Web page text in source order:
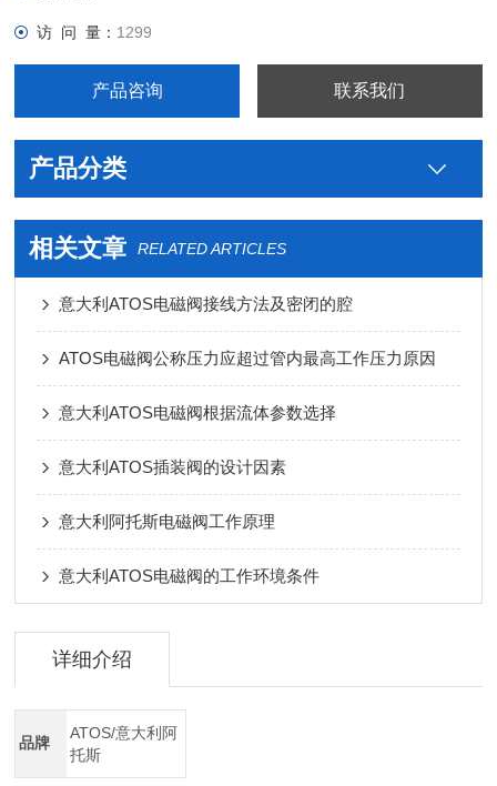
访 问 量： 1299
产品咨询 联系我们
产品分类
相关文章 RELATED ARTICLES
意大利ATOS电磁阀接线方法及密闭的腔
ATOS电磁阀公称压力应超过管内最高工作压力原因
意大利ATOS电磁阀根据流体参数选择
意大利ATOS插装阀的设计因素
意大利阿托斯电磁阀工作原理
意大利ATOS电磁阀的工作环境条件
详细介绍
品牌
ATOS/意大利阿
托斯